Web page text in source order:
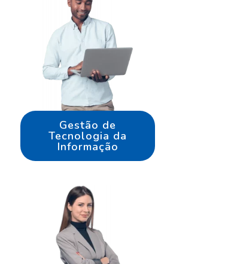
Gestão de
Tecnologia da
Informação